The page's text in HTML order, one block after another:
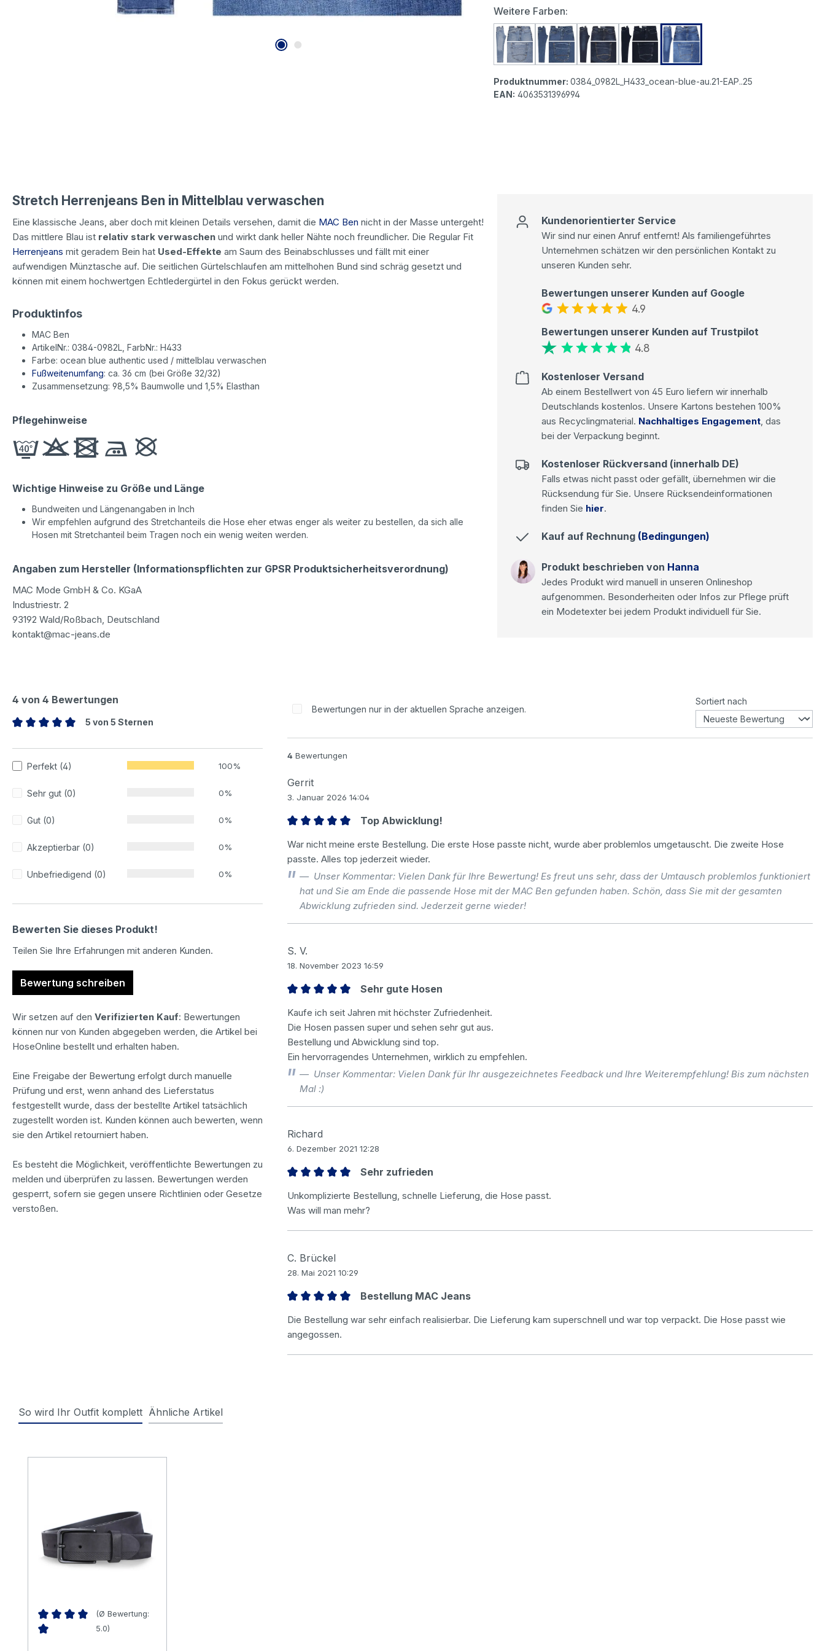
Weitere Farben:
MAC Ben Jeans authentic blue stonewash
MAC Ben Jeans dark stonewash
MAC Ben Jeans dark vintage wash
MAC Ben Jeans deep navy blue
MAC Ben Jeans ocean blue
Produktnummer: 0384_0982L_H433_ocean-blue-au.21-EAP..25
EAN: 4063531396994
Stretch Herrenjeans Ben in Mittelblau verwaschen
Eine klassische Jeans, aber doch mit kleinen Details versehen, damit die MAC Ben nicht in der Masse untergeht!
Das mittlere Blau ist relativ stark verwaschen und wirkt dank heller Nähte noch freundlicher. Die Regular Fit
Herrenjeans mit geradem Bein hat Used-Effekte am Saum des Beinabschlusses und fällt mit einer
aufwendigen Münztasche auf. Die seitlichen Gürtelschlaufen am mittelhohen Bund sind schräg gesetzt und
können mit einem hochwertgen Echtledergürtel in den Fokus gerückt werden.
Produktinfos
MAC Ben
ArtikelNr.: 0384-0982L, FarbNr.: H433
Farbe: ocean blue authentic used / mittelblau verwaschen
Fußweitenumfang: ca. 36 cm (bei Größe 32/32)
Zusammensetzung: 98,5% Baumwolle und 1,5% Elasthan
Pflegehinweise
Wichtige Hinweise zu Größe und Länge
Bundweiten und Längenangaben in Inch
Wir empfehlen aufgrund des Stretchanteils die Hose eher etwas enger als weiter zu bestellen, da sich alle
Hosen mit Stretchanteil beim Tragen noch ein wenig weiten werden.
Angaben zum Hersteller (Informationspflichten zur GPSR Produktsicherheitsverordnung)
MAC Mode GmbH & Co. KGaA
Industriestr. 2
93192 Wald/Roßbach, Deutschland
kontakt@mac-jeans.de
Kundenorientierter Service
Wir sind nur einen Anruf entfernt! Als familiengeführtes
Unternehmen schätzen wir den persönlichen Kontakt zu
unseren Kunden sehr.
Bewertungen unserer Kunden auf Google
4.9
Bewertungen unserer Kunden auf Trustpilot
4.8
Kostenloser Versand
Ab einem Bestellwert von 45 Euro liefern wir innerhalb
Deutschlands kostenlos. Unsere Kartons bestehen 100%
aus Recyclingmaterial. Nachhaltiges Engagement, das
bei der Verpackung beginnt.
Kostenloser Rückversand (innerhalb DE)
Falls etwas nicht passt oder gefällt, übernehmen wir die
Rücksendung für Sie. Unsere Rücksendeinformationen
finden Sie hier.
Kauf auf Rechnung (Bedingungen)
Produkt beschrieben von Hanna
Jedes Produkt wird manuell in unseren Onlineshop
aufgenommen. Besonderheiten oder Infos zur Pflege prüft
ein Modetexter bei jedem Produkt individuell für Sie.
4 von 4 Bewertungen
5 von 5 Sternen
Perfekt (4) 100%
Sehr gut (0) 0%
Gut (0) 0%
Akzeptierbar (0) 0%
Unbefriedigend (0) 0%
Bewerten Sie dieses Produkt!
Teilen Sie Ihre Erfahrungen mit anderen Kunden.
Bewertung schreiben
Wir setzen auf den Verifizierten Kauf: Bewertungen
können nur von Kunden abgegeben werden, die Artikel bei
HoseOnline bestellt und erhalten haben.
Eine Freigabe der Bewertung erfolgt durch manuelle
Prüfung und erst, wenn anhand des Lieferstatus
festgestellt wurde, dass der bestellte Artikel tatsächlich
zugestellt worden ist. Kunden können auch bewerten, wenn
sie den Artikel retourniert haben.
Es besteht die Möglichkeit, veröffentlichte Bewertungen zu
melden und überprüfen zu lassen. Bewertungen werden
gesperrt, sofern sie gegen unsere Richtlinien oder Gesetze
verstoßen.
Bewertungen nur in der aktuellen Sprache anzeigen.
Sortiert nach
4 Bewertungen
Gerrit
3. Januar 2026 14:04
Top Abwicklung!
War nicht meine erste Bestellung. Die erste Hose passte nicht, wurde aber problemlos umgetauscht. Die zweite Hose
passte. Alles top jederzeit wieder.
Unser Kommentar: Vielen Dank für Ihre Bewertung! Es freut uns sehr, dass der Umtausch problemlos funktioniert
hat und Sie am Ende die passende Hose mit der MAC Ben gefunden haben. Schön, dass Sie mit der gesamten
Abwicklung zufrieden sind. Jederzeit gerne wieder!
S. V.
18. November 2023 16:59
Sehr gute Hosen
Kaufe ich seit Jahren mit höchster Zufriedenheit.
Die Hosen passen super und sehen sehr gut aus.
Bestellung und Abwicklung sind top.
Ein hervorragendes Unternehmen, wirklich zu empfehlen.
Unser Kommentar: Vielen Dank für Ihr ausgezeichnetes Feedback und Ihre Weiterempfehlung! Bis zum nächsten
Mal :)
Richard
6. Dezember 2021 12:28
Sehr zufrieden
Unkomplizierte Bestellung, schnelle Lieferung, die Hose passt.
Was will man mehr?
C. Brückel
28. Mai 2021 10:29
Bestellung MAC Jeans
Die Bestellung war sehr einfach realisierbar. Die Lieferung kam superschnell und war top verpackt. Die Hose passt wie
angegossen.
So wird Ihr Outfit komplett Ähnliche Artikel
(Ø Bewertung:
5.0)